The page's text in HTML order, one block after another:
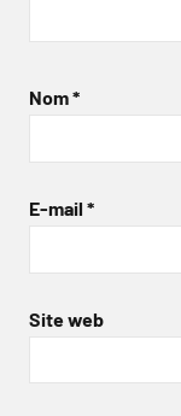
Nom*
E-mail *
Site web